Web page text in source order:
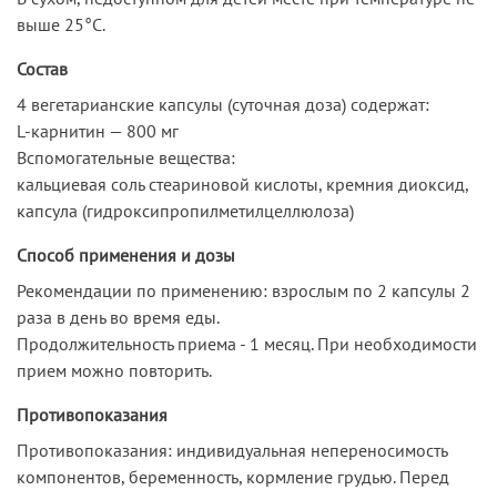
выше 25°С.
Состав
4 вегетарианские капсулы (суточная доза) содержат:
L-карнитин — 800 мг
Вспомогательные вещества:
кальциевая соль стеариновой кислоты, кремния диоксид,
капсула (гидроксипропилметилцеллюлоза)
Способ применения и дозы
Рекомендации по применению: взрослым по 2 капсулы 2
раза в день во время еды.
Продолжительность приема - 1 месяц. При необходимости
прием можно повторить.
Противопоказания
Противопоказания: индивидуальная непереносимость
компонентов, беременность, кормление грудью. Перед